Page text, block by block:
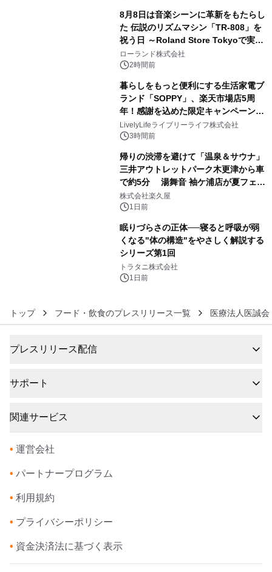
8月8日は音楽シーンに革新をもたらし
た 伝説のリズムマシン「TR-808」を
祝う日 ～Roland Store Tokyoで実機
を展示しての 記念キャンペーンを開
催 英国ラジオ「NTS」の 特別プログ
アーティストを フィーチャーしたアニ
メーションを公開～
ローランド株式会社
2時間前
暮らしをもっと便利にする生活家電ブ
ランド「SOPPY」、楽天市場店5周
年！感謝を込めた限定キャンペーンを
8月10日より開催
LivelyLifeライブリーライフ株式会社
3時間前
帰りの渋滞を避けて「温泉＆サウナ」
三井アウトレットパーク木更津から車
で約5分 湯舞音 袖ケ浦店が夏フェア
メニューを提供
株式会社楽久屋
1日前
眠りづらさの正体──寝ると呼吸が弱
くなる"体の構造"をやさしく解説する
シリーズ第1回
トラタニ株式会社
1日前
トップ フード・飲食のプレスリリース一覧 医療法人医誠会
プレスリリース配信
サポート
関連サービス
• 運営会社
• パートナープログラム
• 利用規約
• プライバシーポリシー
• 資金決済法に基づく表示